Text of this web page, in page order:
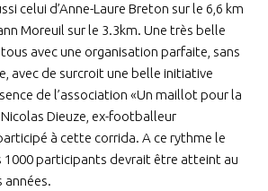
celui d’Anne-Laure Breton sur le 6,6 km
Moreuil sur le 3.3km. Une très belle
avec une organisation parfaite, sans
avec de surcroit une belle initiative
de l’association «Un maillot pour la
Dieuze, ex-footballeur
à cette corrida. A ce rythme le
1000 participants devrait être atteint au
années.